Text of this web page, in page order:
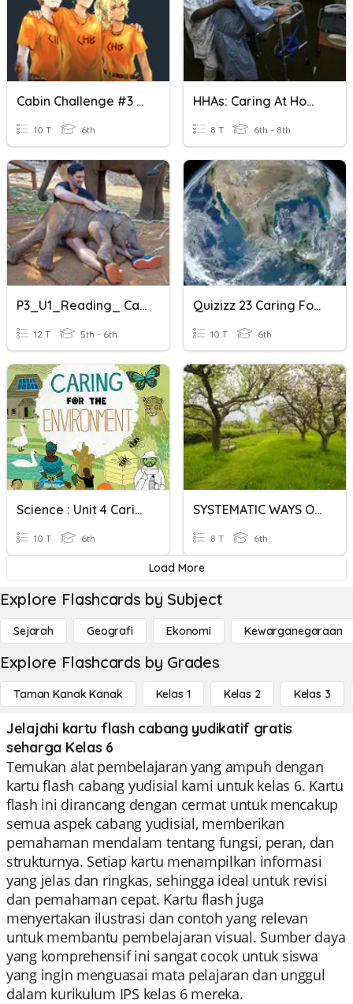
Cabin Challenge #3 🟠
10 T 6th
HHAs: Caring At Home
8 T 6th - 8th
P3_U1_Reading_ Caring For Baby Elephants
12 T 5th - 6th
Quizizz 23 Caring For The Earth
10 T 6th
Science : Unit 4 Caring For The Environment
10 T 6th
SYSTEMATIC WAYS OF CARING ORCHARD
8 T 6th
Load More
Explore Flashcards by Subject
Sejarah Geografi Ekonomi Kewarganegaraan
Explore Flashcards by Grades
Taman Kanak Kanak Kelas 1 Kelas 2 Kelas 3
Jelajahi kartu flash cabang yudikatif gratis
seharga Kelas 6
Temukan alat pembelajaran yang ampuh dengan
kartu flash cabang yudisial kami untuk kelas 6. Kartu
flash ini dirancang dengan cermat untuk mencakup
semua aspek cabang yudisial, memberikan
pemahaman mendalam tentang fungsi, peran, dan
strukturnya. Setiap kartu menampilkan informasi
yang jelas dan ringkas, sehingga ideal untuk revisi
dan pemahaman cepat. Kartu flash juga
menyertakan ilustrasi dan contoh yang relevan
untuk membantu pembelajaran visual. Sumber daya
yang komprehensif ini sangat cocok untuk siswa
yang ingin menguasai mata pelajaran dan unggul
dalam kurikulum IPS kelas 6 mereka.